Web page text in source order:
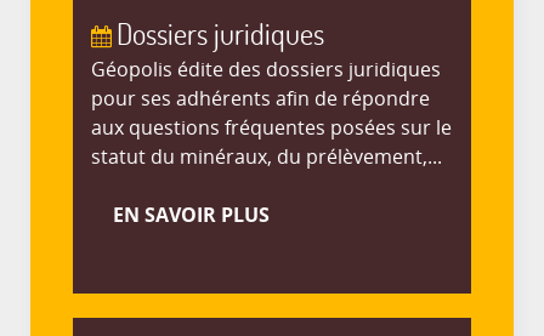
Dossiers juridiques
Géopolis édite des dossiers juridiques
pour ses adhérents afin de répondre
aux questions fréquentes posées sur le
statut du minéraux, du prélèvement,...
EN SAVOIR PLUS